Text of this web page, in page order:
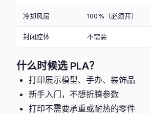
冷却风扇 100%（必须开）
封闭腔体 不需要
什么时候选 PLA？
打印展示模型、手办、装饰品
新手入门，不想折腾参数
打印不需要承重或耐热的零件